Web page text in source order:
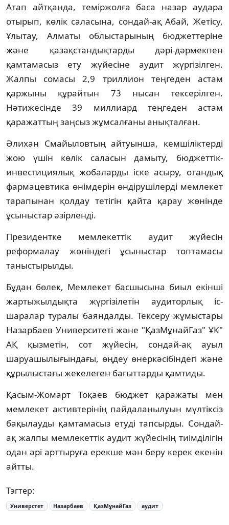
Атап айтқанда, теміржолға баса назар аудара
отырып, көлік саласына, сондай-ақ Абай, Жетісу,
Ұлытау, Алматы облыстарының бюджеттеріне
және қазақстандықтарды дәрі-дәрмекпен
қамтамасыз ету жүйесіне аудит жүргізілген.
Жалпы сомасы 2,9 триллион теңгеден астам
қаржыны құрайтын 73 нысан тексерілген.
Нәтижесінде 39 миллиард теңгеден астам
қаражаттың заңсыз жұмсалғаны анықталған.
Әлихан Смайыловтың айтуынша, кемшіліктерді
жою үшін көлік саласын дамыту, бюджеттік-
инвестициялық жобаларды іске асыру, отандық
фармацевтика өнімдерін өндірушілерді мемлекет
тарапынан қолдау тетігін қайта қарау жөнінде
ұсыныстар әзірленді.
Президентке мемлекеттік аудит жүйесін
реформалау жөніндегі ұсыныстар топтамасы
таныстырылды.
Бұдан бөлек, Мемлекет басшысына биыл екінші
жартыжылдықта жүргізілетін аудиторлық іс-
шаралар туралы баяндалды. Тексеру жұмыстары
Назарбаев Университеті және "ҚазМұнайГаз" ҰК"
АҚ қызметін, сот жүйесін, сондай-ақ ауыл
шаруашылығындағы, өңдеу өнеркәсібіндегі және
құрылыстағы жекелеген бағыттарды қамтиды.
Қасым-Жомарт Тоқаев бюджет қаражаты мен
мемлекет активтерінің пайдаланылуын мүлтіксіз
бақылауды қамтамасыз етуді тапсырды. Сондай-
ақ жалпы мемлекеттік аудит жүйесінің тиімділігін
одан әрі арттыруға ерекше мән беру керек екенін
айтты.
Тэгтер:
Универстет Назарбаев ҚазМұнайГаз аудит